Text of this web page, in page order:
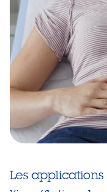
Les